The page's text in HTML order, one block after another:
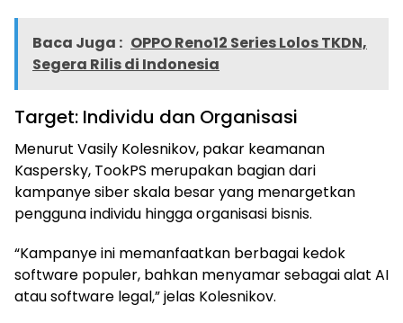
Baca Juga : OPPO Reno12 Series Lolos TKDN,
Segera Rilis di Indonesia
Target: Individu dan Organisasi
Menurut Vasily Kolesnikov, pakar keamanan
Kaspersky, TookPS merupakan bagian dari
kampanye siber skala besar yang menargetkan
pengguna individu hingga organisasi bisnis.
“Kampanye ini memanfaatkan berbagai kedok
software populer, bahkan menyamar sebagai alat AI
atau software legal,” jelas Kolesnikov.